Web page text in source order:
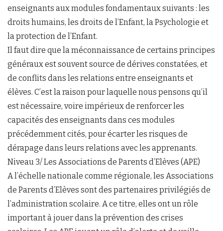
enseignants aux modules fondamentaux suivants : les
droits humains, les droits de l’Enfant, la Psychologie et
la protection de l’Enfant.
Il faut dire que la méconnaissance de certains principes
généraux est souvent source de dérives constatées, et
de conflits dans les relations entre enseignants et
élèves. C’est la raison pour laquelle nous pensons qu’il
est nécessaire, voire impérieux de renforcer les
capacités des enseignants dans ces modules
précédemment cités, pour écarter les risques de
dérapage dans leurs relations avec les apprenants.
Niveau 3/ Les Associations de Parents d’Elèves (APE)
A l’échelle nationale comme régionale, les Associations
de Parents d’Elèves sont des partenaires privilégiés de
l’administration scolaire. A ce titre, elles ont un rôle
important à jouer dans la prévention des crises